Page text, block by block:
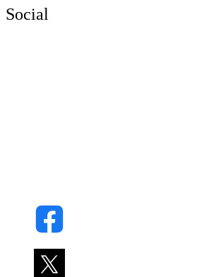
Social